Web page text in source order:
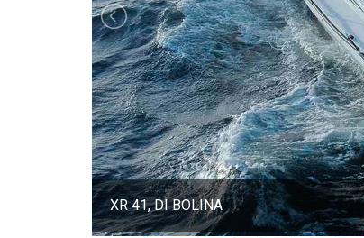
XR 41, DI BOLINA